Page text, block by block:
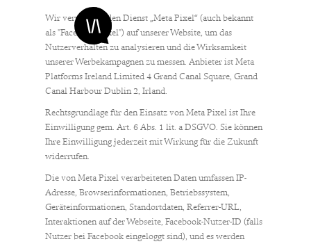
Wir verwenden den Dienst „Meta Pixel“ (auch bekannt
als "Facebook-Pixel") auf unserer Website, um das
Nutzerverhalten zu analysieren und die Wirksamkeit
unserer Werbekampagnen zu messen. Anbieter ist Meta
Platforms Ireland Limited 4 Grand Canal Square, Grand
Canal Harbour Dublin 2, Irland.
Rechtsgrundlage für den Einsatz von Meta Pixel ist Ihre
Einwilligung gem. Art. 6 Abs. 1 lit. a DSGVO. Sie können
Ihre Einwilligung jederzeit mit Wirkung für die Zukunft
widerrufen.
Die von Meta Pixel verarbeiteten Daten umfassen IP-
Adresse, Browserinformationen, Betriebssystem,
Geräteinformationen, Standortdaten, Referrer-URL,
Interaktionen auf der Webseite, Facebook-Nutzer-ID (falls
Nutzer bei Facebook eingeloggt sind), und es werden